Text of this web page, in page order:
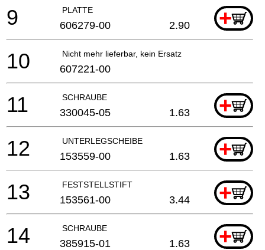
PLATTE +
9 606279-00 2.90
Nicht mehr lieferbar, kein Ersatz
10 607221-00
SCHRAUBE +
11 330045-05 1.63
UNTERLEGSCHEIBE +
12 153559-00 1.63
FESTSTELLSTIFT +
13 153561-00 3.44
SCHRAUBE +
14 385915-01 1.63